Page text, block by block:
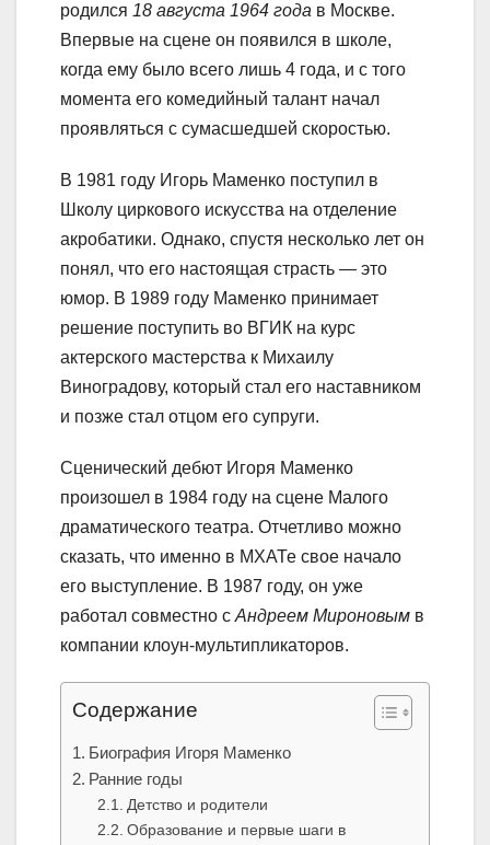
родился 18 августа 1964 года в Москве.
Впервые на сцене он появился в школе,
когда ему было всего лишь 4 года, и с того
момента его комедийный талант начал
проявляться с сумасшедшей скоростью.
В 1981 году Игорь Маменко поступил в
Школу циркового искусства на отделение
акробатики. Однако, спустя несколько лет он
понял, что его настоящая страсть — это
юмор. В 1989 году Маменко принимает
решение поступить во ВГИК на курс
актерского мастерства к Михаилу
Виноградову, который стал его наставником
и позже стал отцом его супруги.
Сценический дебют Игоря Маменко
произошел в 1984 году на сцене Малого
драматического театра. Отчетливо можно
сказать, что именно в МХАТе свое начало
его выступление. В 1987 году, он уже
работал совместно с Андреем Мироновым в
компании клоун-мультипликаторов.
Содержание
Биография Игоря Маменко
Ранние годы
Детство и родители
Образование и первые шаги в